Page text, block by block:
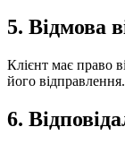
5. Відмова
Клієнт має право
його відправлення.
6.